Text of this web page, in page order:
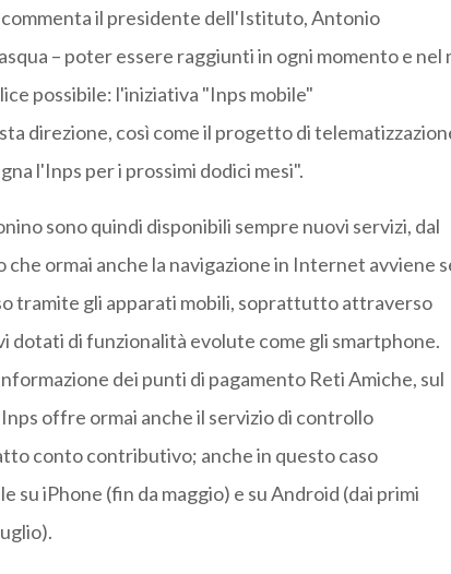
il presidente dell'Istituto, Antonio
– poter essere raggiunti in ogni momento e nel
possibile: l'iniziativa "Inps mobile"
direzione, così come il progetto di
l'Inps per i prossimi dodici mesi".
sono quindi disponibili sempre nuovi servizi, dal
che ormai anche la navigazione in Internet avviene
tramite gli apparati mobili, soprattutto attraverso
dotati di funzionalità evolute come gli smartphone.
dei punti di pagamento Reti Amiche, sul
offre ormai anche il servizio di controllo
conto contributivo; anche in questo caso
su iPhone (fin da maggio) e su Android (dai primi